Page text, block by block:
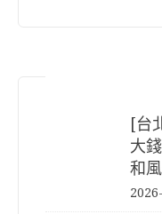
[台
大
和